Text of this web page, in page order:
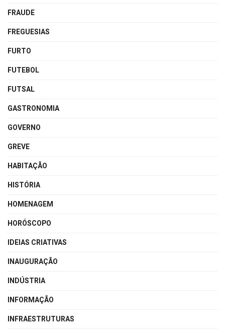
FRAUDE
FREGUESIAS
FURTO
FUTEBOL
FUTSAL
GASTRONOMIA
GOVERNO
GREVE
HABITAÇÃO
HISTÓRIA
HOMENAGEM
HORÓSCOPO
IDEIAS CRIATIVAS
INAUGURAÇÃO
INDÚSTRIA
INFORMAÇÃO
INFRAESTRUTURAS